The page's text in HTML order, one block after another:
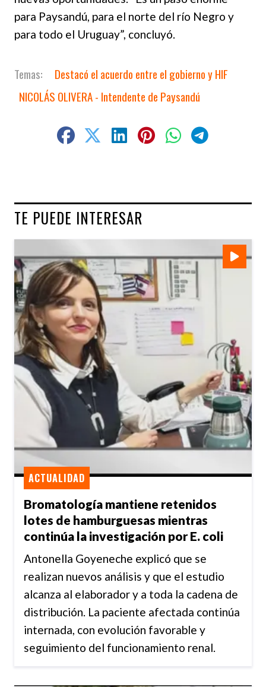
para Paysandú, para el norte del río Negro y
para todo el Uruguay”, concluyó.
Destacó el acuerdo entre el gobierno y HIF
NICOLÁS OLIVERA - Intendente de Paysandú
TE PUEDE INTERESAR
Bromatología mantiene retenidos
lotes de hamburguesas mientras
continúa la investigación por E. coli
ACTUALIDAD
Antonella Goyeneche explicó que se
realizan nuevos análisis y que el estudio
alcanza al elaborador y a toda la cadena de
distribución. La paciente afectada continúa
internada, con evolución favorable y
seguimiento del funcionamiento renal.